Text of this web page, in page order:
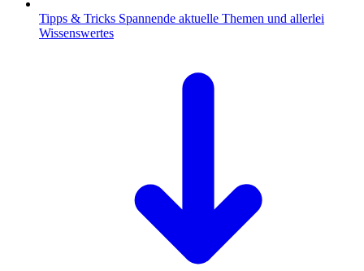
Tipps & Tricks Spannende aktuelle Themen und allerlei
Wissenswertes